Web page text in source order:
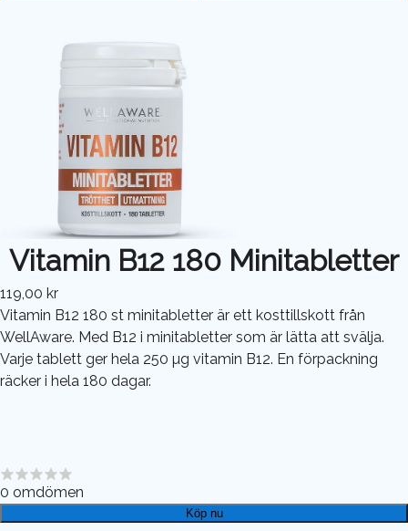
Vitamin B12 180 Minitabletter
119,00 kr
Vitamin B12 180 st minitabletter är ett kosttillskott från
WellAware. Med B12 i minitabletter som är lätta att svälja.
Varje tablett ger hela 250 µg vitamin B12. En förpackning
räcker i hela 180 dagar.
0 omdömen
Köp nu